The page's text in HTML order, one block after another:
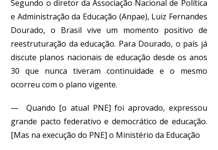
Segundo o diretor da Associação Nacional de Política
e Administração da Educação (Anpae), Luiz Fernandes
Dourado, o Brasil vive um momento positivo de
reestruturação da educação. Para Dourado, o país já
discute planos nacionais de educação desde os anos
30 que nunca tiveram continuidade e o mesmo
ocorreu com o plano vigente.
— Quando [o atual PNE] foi aprovado, expressou
grande pacto federativo e democrático de educação.
[Mas na execução do PNE] o Ministério da Educação